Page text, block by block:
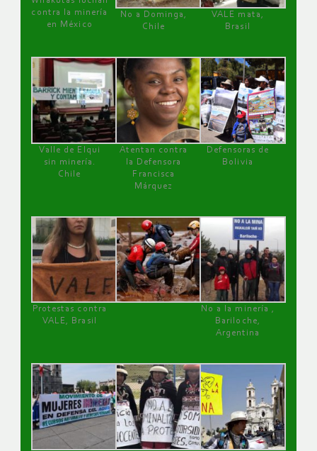
contra la minería
en México
No a Dominga,
Chile
VALE mata,
Brasil
Valle de Elqui
sin minería.
Chile
Atentan contra
la Defensora
Francisca
Márquez
Defensoras de
Bolivia
Protestas contra
VALE, Brasil
No a la minería ,
Bariloche,
Argentina